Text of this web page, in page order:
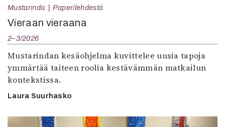
Mustarinda Paperilehdestä
Vieraan vieraana
2–3/2026
Mustarindan kesäohjelma kuvittelee uusia tapoja
ymmärtää taiteen roolia kestävämmän matkailun
kontekstissa.
Laura Suurhasko